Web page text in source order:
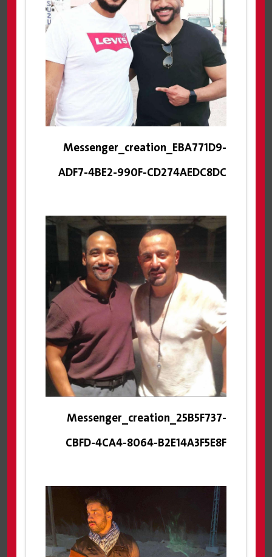
Messenger_creation_EBA771D9-
ADF7-4BE2-990F-CD274AEDC8DC
Messenger_creation_25B5F737-
CBFD-4CA4-8064-B2E14A3F5E8F